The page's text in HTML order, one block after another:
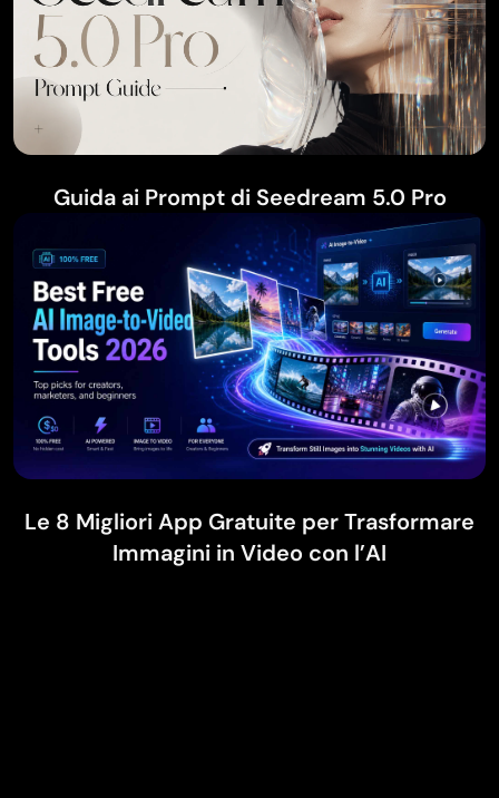
Guida ai Prompt di Seedream 5.0 Pro
Le 8 Migliori App Gratuite per Trasformare
Immagini in Video con l’AI